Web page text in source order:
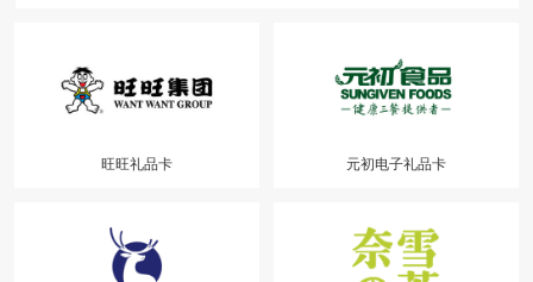
旺旺礼品卡 元初电子礼品卡